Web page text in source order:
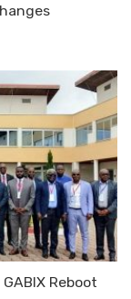
Reboot